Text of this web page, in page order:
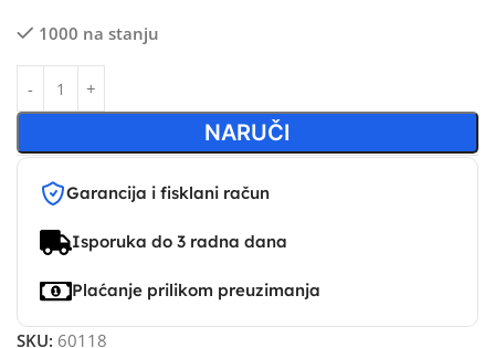
1000 na stanju
NARUČI
Garancija i fisklani račun
Isporuka do 3 radna dana
Plaćanje prilikom preuzimanja
SKU: 60118